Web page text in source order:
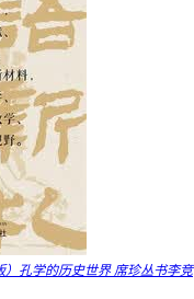
）孔学的历史世界 席珍丛书李竞